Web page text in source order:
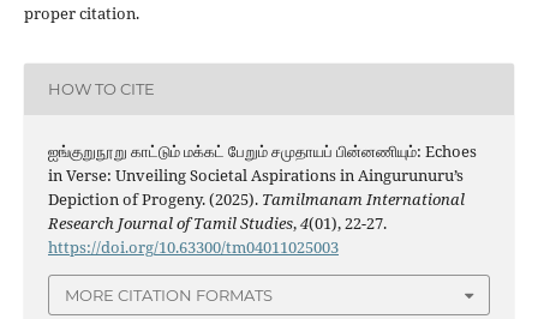
proper citation.
HOW TO CITE
ஐங்குறுநூறு காட்டும் மக்கட் பேறும் சமுதாயப் பின்னணியும்: Echoes
in Verse: Unveiling Societal Aspirations in Aingurunuru’s
Depiction of Progeny. (2025). Tamilmanam International
Research Journal of Tamil Studies,4(01), 22-27.
https://doi.org/10.63300/tm04011025003
MORE CITATION FORMATS